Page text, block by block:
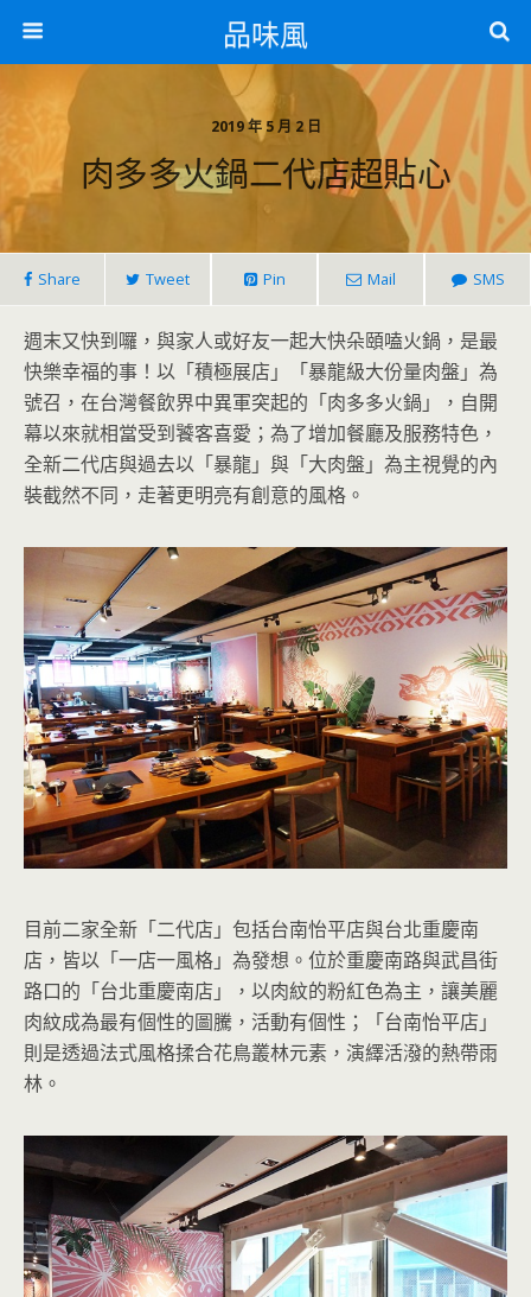
品味風
2019 年 5 月 2 日
肉多多火鍋二代店超貼心
Share Tweet Pin Mail SMS
週末又快到囉，與家人或好友一起大快朵頤嗑火鍋，是最
快樂幸福的事！以「積極展店」「暴龍級大份量肉盤」為
號召，在台灣餐飲界中異軍突起的「肉多多火鍋」，自開
幕以來就相當受到饕客喜愛；為了增加餐廳及服務特色，
全新二代店與過去以「暴龍」與「大肉盤」為主視覺的內
裝截然不同，走著更明亮有創意的風格。
目前二家全新「二代店」包括台南怡平店與台北重慶南
店，皆以「一店一風格」為發想。位於重慶南路與武昌街
路口的「台北重慶南店」，以肉紋的粉紅色為主，讓美麗
肉紋成為最有個性的圖騰，活動有個性；「台南怡平店」
則是透過法式風格揉合花鳥叢林元素，演繹活潑的熱帶雨
林。